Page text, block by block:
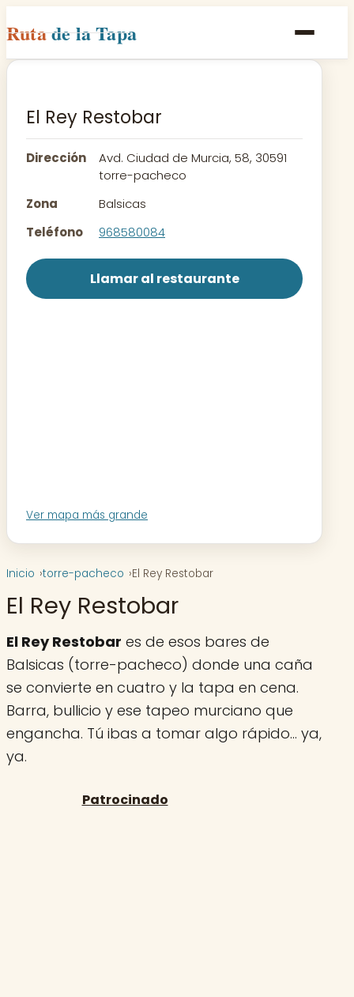
Rutade la Tapa
Inicio
Rutas
Contacto
El Rey Restobar
Dirección
Avd. Ciudad de Murcia, 58, 30591
torre-pacheco
Zona
Balsicas
Teléfono
968580084
Llamar al restaurante
Ver mapa más grande
Inicio torre-pacheco El Rey Restobar
El Rey Restobar
El Rey Restobar es de esos bares de
Balsicas (torre-pacheco) donde una caña
se convierte en cuatro y la tapa en cena.
Barra, bullicio y ese tapeo murciano que
engancha. Tú ibas a tomar algo rápido… ya,
ya.